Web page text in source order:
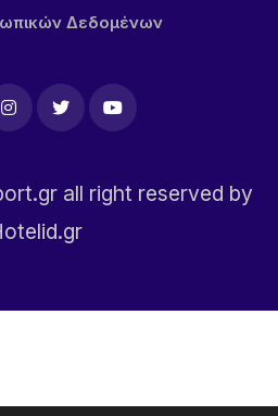
Δεδομένων
all right reserved by